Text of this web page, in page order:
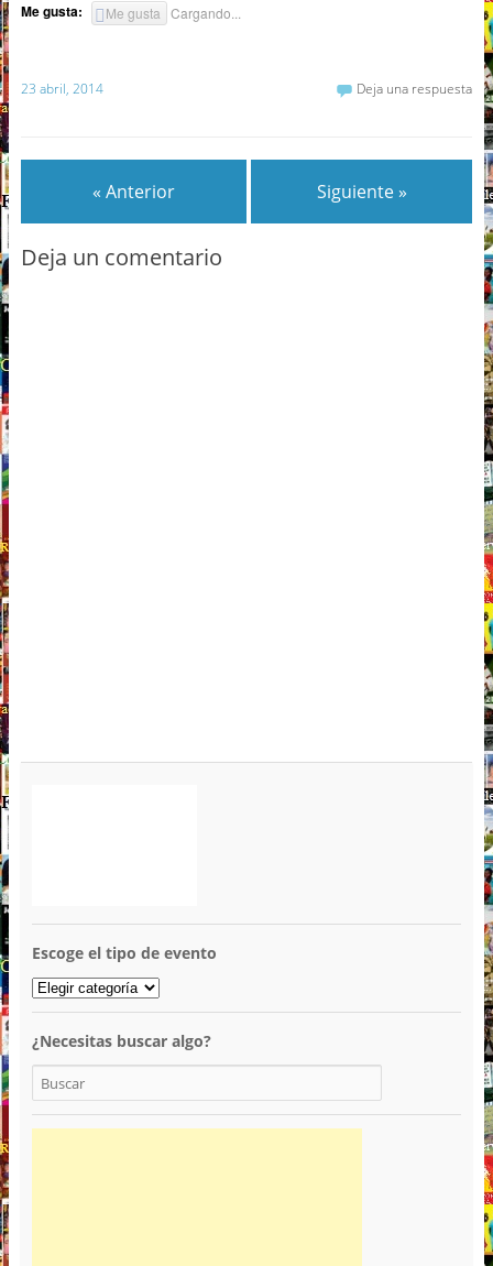
Me gusta: Me gusta Cargando...
23 abril, 2014 Deja una respuesta
« Anterior Siguiente »
Deja un comentario
Escoge el tipo de evento
¿Necesitas buscar algo?